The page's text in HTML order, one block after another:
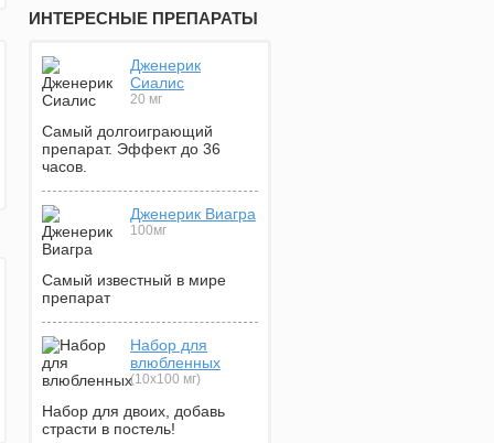
ИНТЕРЕСНЫЕ ПРЕПАРАТЫ
Дженерик
Сиалис
20 мг
Самый долгоиграющий
препарат. Эффект до 36
часов.
Дженерик Виагра
100мг
Самый известный в мире
препарат
Набор для
влюбленных
(10х100 мг)
Набор для двоих, добавь
страсти в постель!